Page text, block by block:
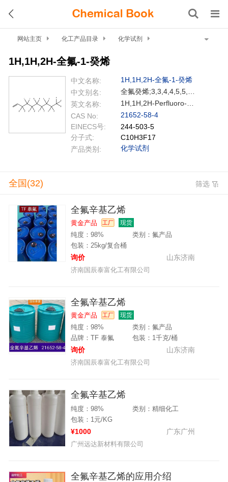
网站主页 化工产品目录
化学试剂
1H,1H,2H-全氟-1-癸烯
1H,1H,2H-全氟-1-癸烯
中文名称:
1H,1H,2H-全氟-1-癸烯
中文别名:
英文名称:
CAS No:
21652-58-4
EINECS号:
244-503-5
分子式:
C10H3F17
产品类别:
化学试剂
全国(32) 筛选
全氟辛基乙烯
黄金产品 工厂 现货
纯度：98%
类别：氟产品
包装：25kg/复合桶
询价 山东济南
济南国辰泰富化工有限公司
全氟辛基乙烯
黄金产品 工厂 现货
纯度：98%
类别：氟产品
品牌：TF 泰氟
包装：1千克/桶
询价 山东济南
济南国辰泰富化工有限公司
全氟辛基乙烯
纯度：98%
类别：精细化工
包装：1元/KG
¥1000 广东广州
广州远达新材料有限公司
全氟辛基乙烯的应用介绍